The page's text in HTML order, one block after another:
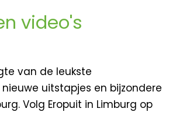
video's
van de leukste
uitstapjes en bijzondere
Volg Eropuit in Limburg op